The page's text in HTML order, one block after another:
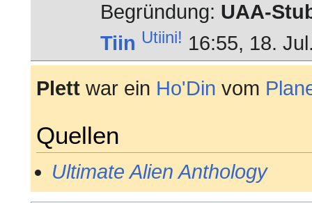
Begründung: UAA-
Tiin Utiini! 16:55, 18.
Plett war ein Ho'Din vom
Quellen
Ultimate Alien Anthology